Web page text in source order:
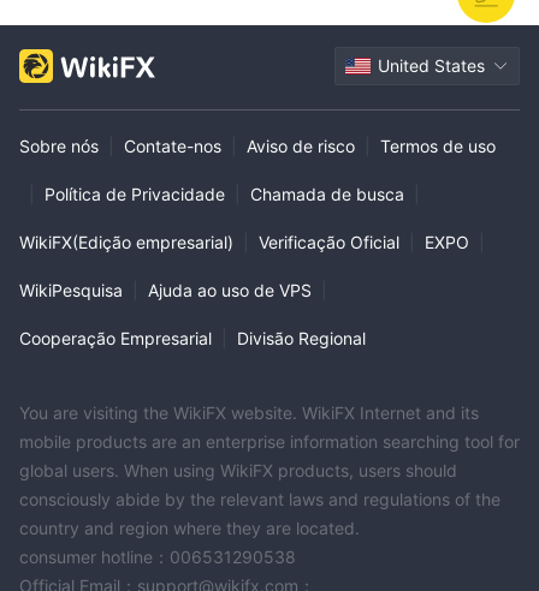
United States
Sobre nós Contate-nos Aviso de risco Termos de uso
Política de Privacidade Chamada de busca
WikiFX(Edição empresarial) Verificação Oficial EXPO
WikiPesquisa Ajuda ao uso de VPS
Cooperação Empresarial Divisão Regional
You are visiting the WikiFX website. WikiFX Internet and its
mobile products are an enterprise information searching tool for
global users. When using WikiFX products, users should
consciously abide by the relevant laws and regulations of the
country and region where they are located.
consumer hotline：006531290538
Official Email：support@wikifx.com；